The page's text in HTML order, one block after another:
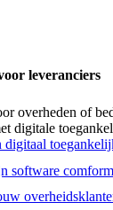
leveranciers
overheden of
digitale
software